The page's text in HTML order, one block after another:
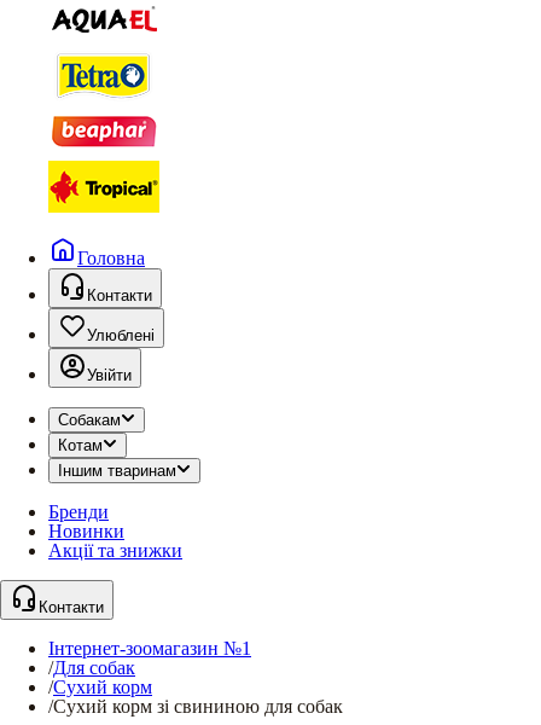
Головна
Контакти
Улюблені
Увійти
Собакам
Котам
Іншим тваринам
Бренди
Новинки
Акції та знижки
Контакти
Інтернет-зоомагазин №1
/Для собак
/Сухий корм
/Сухий корм зі свининою для собак